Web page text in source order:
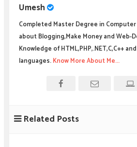
Umesh
Completed Master Degree in
about Blogging,Make Money and Web-
Knowledge of HTML,PHP,.NET,C,C++
languages.Know More About Me...
Related Posts